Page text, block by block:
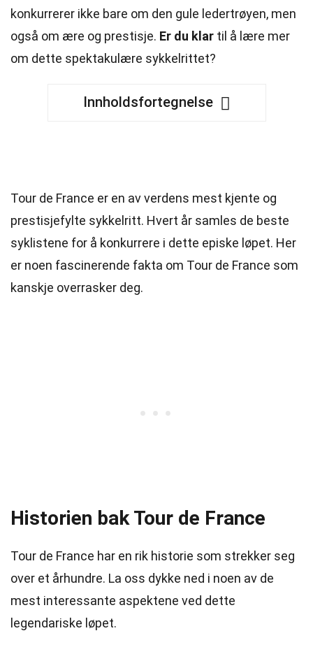
konkurrerer ikke bare om den gule ledertrøyen, men
også om ære og prestisje. Er du klar til å lære mer
om dette spektakulære sykkelrittet?
Innholdsfortegnelse
Tour de France er en av verdens mest kjente og
prestisjefylte sykkelritt. Hvert år samles de beste
syklistene for å konkurrere i dette episke løpet. Her
er noen fascinerende fakta om Tour de France som
kanskje overrasker deg.
Historien bak Tour de France
Tour de France har en rik historie som strekker seg
over et århundre. La oss dykke ned i noen av de
mest interessante aspektene ved dette
legendariske løpet.